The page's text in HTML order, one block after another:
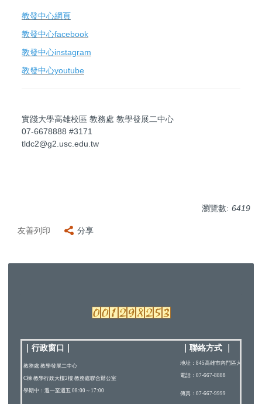
教發中心網頁
教發中心facebook
教發中心instagram
教發中心youtube
實踐大學高雄校區 教務處 教學發展二中心
07-6678888 #3171
tldc2@g2.usc.edu.tw
瀏覽數: 6419
友善列印 分享
｜行政窗口 聯絡方式
教務處 教學發展二中心
C棟 教學行政大樓2樓 教務處聯合辦公室
學期中：週一至週五 08:00～17:00
地址：845高雄市內門區大學路200
電話：07-667-8888
傳真：07-667-9999